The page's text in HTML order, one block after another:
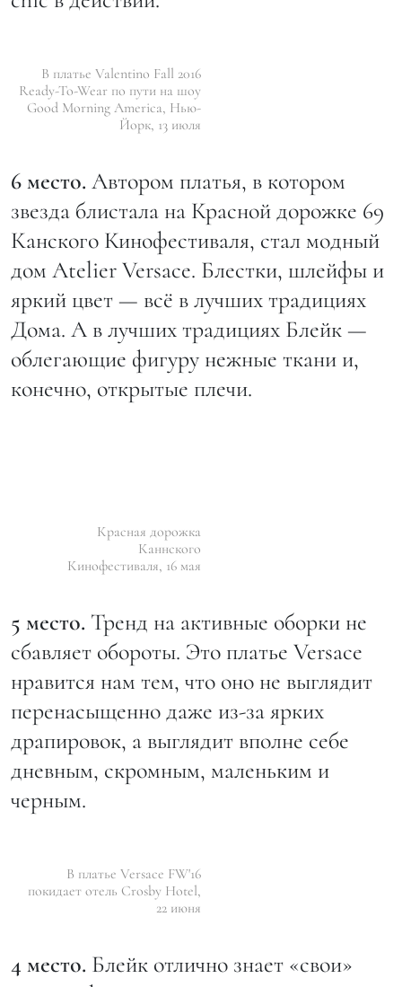
В платье Valentino Fall 2016
Ready-To-Wear по пути на шоу
Good Morning America, Нью-
Йорк, 13 июля
6 место. Автором платья, в котором
звезда блистала на Красной дорожке 69
Канского Кинофестиваля, стал модный
дом Atelier Versace. Блестки, шлейфы и
яркий цвет — всё в лучших традициях
Дома. А в лучших традициях Блейк —
облегающие фигуру нежные ткани и,
конечно, открытые плечи.
Красная дорожка
Каннского
Кинофестиваля, 16 мая
5 место. Тренд на активные оборки не
сбавляет обороты. Это платье Versace
нравится нам тем, что оно не выглядит
перенасыщенно даже из-за ярких
драпировок, а выглядит вполне себе
дневным, скромным, маленьким и
черным.
В платье Versace FW'16
покидает отель Crosby Hotel,
22 июня
4 место. Блейк отлично знает «свои»